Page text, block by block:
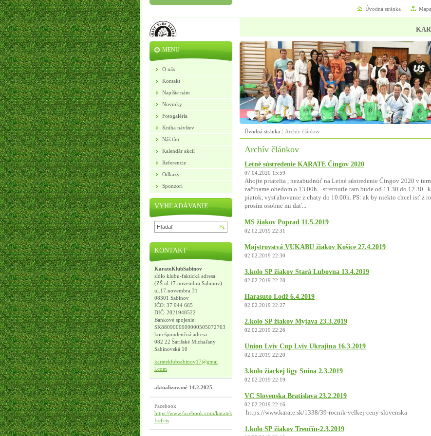
Úvodná stránka | Archív článkov
Archív článkov
Letné sústredenie KARATE Čingov 2020
07.04.2020 15:59
Ahojte priatelia , nezabudnúť na Letné sústredenie Čingov 2020 v
začíname obedom o 13.00h....stretnutie tam bude od 11.30 do
piatok, vysťahovanie z chaty do 10.00h. PS: ak by niekto chcel isť z
prosím osobne mi dať...
MS žiakov Poprad 11.5.2019
02.02.2019 22:31
Majstrovstvá VUKABU žiakov Košice 27.4.2019
02.02.2019 22:30
3.kolo SP žiakov Stará Lubovna 13.4.2019
02.02.2019 22:28
Harasuto Lodž 6.4.2019
02.02.2019 22:27
2.kolo SP žiakov Myjava 23.3.2019
02.02.2019 22:26
Union Lviv Cup Lviv Ukrajina 16.3.2019
02.02.2019 22:20
3.kolo žiackej ligy Snina 2.3.2019
02.02.2019 22:19
VC Slovenska Bratislava 23.2.2019
02.02.2019 22:16
https://www.karate.sk/1338/39-rocnik-velkej-ceny-slovenska
1.kolo SP žiakov Trenčín-2.3.2019
MENU
O nás
Kontakt
Napíšte nám
Novinky
Fotogaléria
Kniha návštev
Náš tím
Kalendár akcií
Referencie
Odkazy
Sponzori
VYHĽADÁVANIE
KONTAKT
KarateKlubSabinov
sídlo klubu-faktická adresa:
(ZŠ ul.17.novembra Sabinov)
ul.17.novembra 31
08301 Sabinov
IČO: 37 944 665
DIČ: 2021948522
Bankové spojenie:
SK8809000000000505072763
korešpondenčná adresa:
082 22 Šarišské Michaľany
Sabinovská 10
karateklubsabinov17@gmai
l.com
aktualizované 14.2.2025
Facebook
https://www.facebook.com/karateklub.sabinov?
fref=ts
Úvodná stránka